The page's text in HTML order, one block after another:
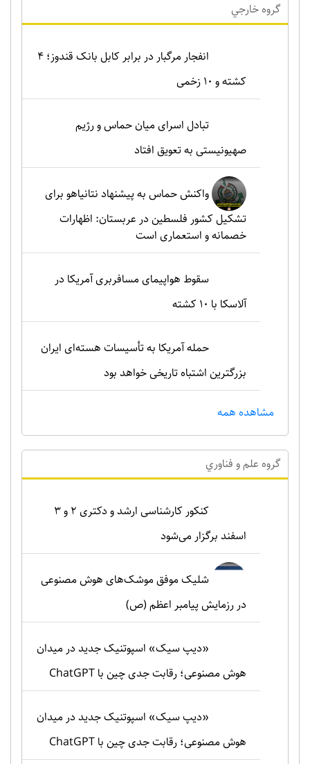
گروه خارجي
انفجار مرگبار در برابر کابل بانک قندوز؛ ۴
کشته و ۱۰ زخمی
تبادل اسرای میان حماس و رژیم
صهیونیستی به تعویق افتاد
واکنش حماس به پیشنهاد نتانیاهو برای
تشکیل کشور فلسطین در عربستان: اظهارات
خصمانه و استعماری است
سقوط هواپیمای مسافربری آمریکا در
آلاسکا با ۱۰ کشته
حمله آمریکا به تأسیسات هسته‌ای ایران
بزرگترین اشتباه تاریخی خواهد بود
مشاهده همه
گروه علم و فناوري
کنکور کارشناسی ارشد و دکتری ۲ و ۳
اسفند برگزار می‌شود
شلیک موفق موشک‌های هوش مصنوعی
در رزمایش پیامبر اعظم (ص)
«دیپ سیک» اسپوتنیک جدید در میدان
هوش مصنوعی؛ رقابت جدی چین با ChatGPT
«دیپ سیک» اسپوتنیک جدید در میدان
هوش مصنوعی؛ رقابت جدی چین با ChatGPT